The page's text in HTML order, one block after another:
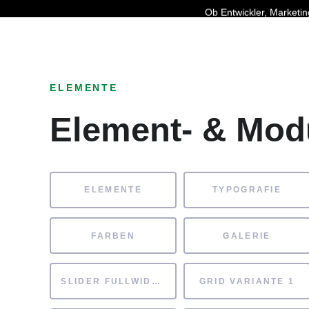
Ob Entwickler,
ELEMENTE
Element- &
ELEMENTE TYPOGRAFIE
FARBEN GALERIE
SLIDER FULLWIDTH GRID VARIANTE 1